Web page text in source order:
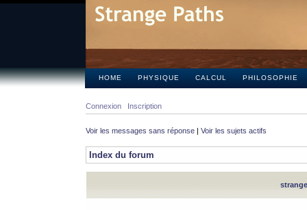
HOME PHYSIQUE CALCUL PHILOSOPHIE
Connexion Inscription
Voir les messages sans réponse | Voir les sujets actifs
Index du forum